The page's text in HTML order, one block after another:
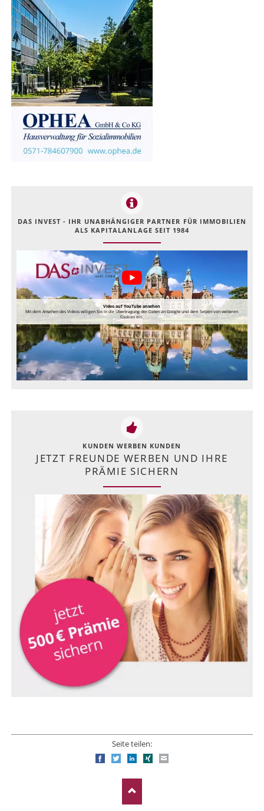
DAS INVEST - IHR UNABHÄNGIGER PARTNER FÜR IMMOBILIEN
ALS KAPITALANLAGE SEIT 1984
Video auf YouTube ansehen
Mit dem Ansehen des Videos willigen Sie in die Übertragung der Daten an Google und dem Setzen von weiteren
Cookies ein.
KUNDEN WERBEN KUNDEN
JETZT FREUNDE WERBEN UND IHRE
PRÄMIE SICHERN
Seite teilen:
FacebookTwitterLinkedIn
Xing